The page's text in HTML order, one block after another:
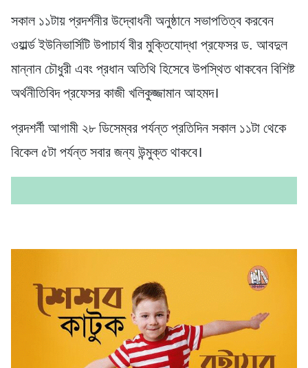
সকাল ১১টায় প্রদর্শনীর উদ্বোধনী অনুষ্ঠানে সভাপতিত্ব করবেন
ওয়ার্ল্ড ইউনিভার্সিটি উপাচার্য বীর মুক্তিযোদ্ধা প্রফেসর ড. আবদুল
মান্নান চৌধুরী এবং প্রধান অতিথি হিসেবে উপস্থিত থাকবেন বিশিষ্ট
অর্থনীতিবিদ প্রফেসর কাজী খলিকুজ্জামান আহমদ।
প্রদশর্নী আগামী ২৮ ডিসেম্বর পর্যন্ত প্রতিদিন সকাল ১১টা থেকে
বিকেল ৫টা পর্যন্ত সবার জন্য উন্মুক্ত থাকবে।